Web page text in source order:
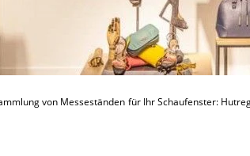
von Messeständen für Ihr Schaufenster: